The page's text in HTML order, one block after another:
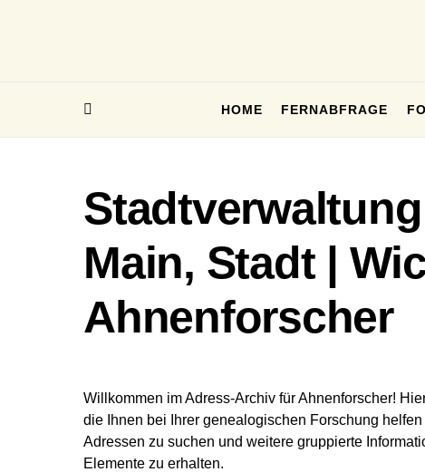
HOME FERNABFRAGE
Main, Stadt |
Ahnenforscher
Willkommen im Adress-Archiv für Ahnenforscher!
die Ihnen bei Ihrer genealogischen Forschung
Adressen zu suchen und weitere gruppierte
Elemente zu erhalten.